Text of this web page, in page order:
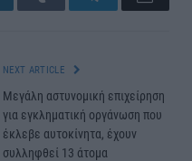
Tumblr TelegramEmail
NEXT ARTICLE
Μεγάλη αστυνομική επιχείρηση
για εγκληματική οργάνωση που
έκλεβε αυτοκίνητα, έχουν
συλληφθεί 13 άτομα